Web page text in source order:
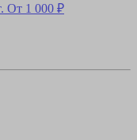
От 1 000 ₽